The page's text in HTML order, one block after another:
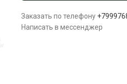
Заказать по телефону
Написать в мессенджер